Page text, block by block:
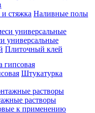
Наливные полы
универсальные
Плиточный клей
гипсовая
Штукатурка
растворы